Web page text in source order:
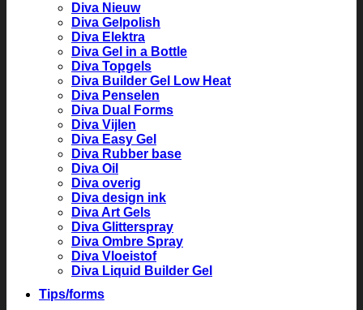
Diva Nieuw
Diva Gelpolish
Diva Elektra
Diva Gel in a Bottle
Diva Topgels
Diva Builder Gel Low Heat
Diva Penselen
Diva Dual Forms
Diva Vijlen
Diva Easy Gel
Diva Rubber base
Diva Oil
Diva overig
Diva design ink
Diva Art Gels
Diva Glitterspray
Diva Ombre Spray
Diva Vloeistof
Diva Liquid Builder Gel
Tips/forms